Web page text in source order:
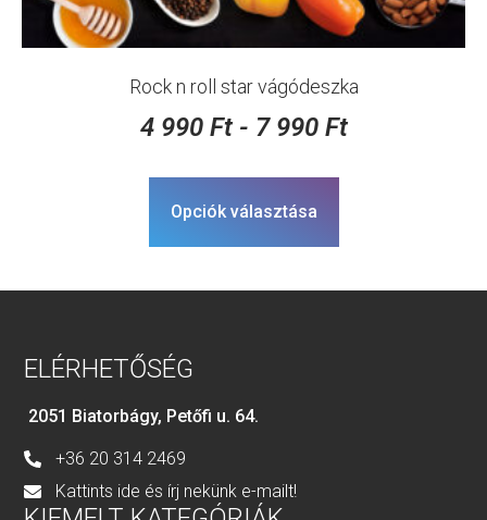
Rock n roll star vágódeszka
4 990 Ft- 7 990 Ft
Opciók választása
ELÉRHETŐSÉG
2051 Biatorbágy, Petőfi u. 64.
+36 20 314 2469
Kattints ide és írj nekünk e-mailt!